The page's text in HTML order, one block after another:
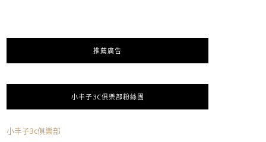
推薦廣告
小丰子3C俱樂部粉絲團
小丰子3c俱樂部